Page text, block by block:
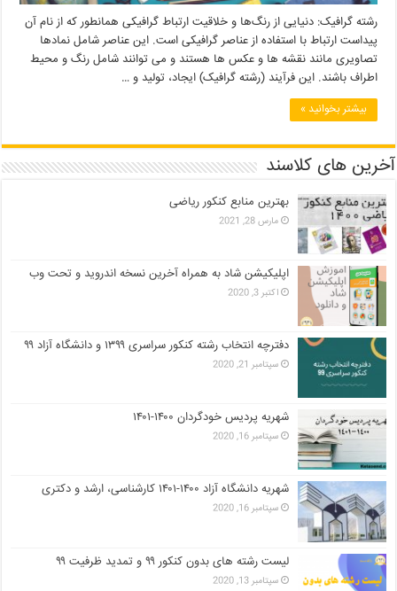
رشته گرافیک: دنیایی از رنگ‌ها و خلاقیت ارتباط گرافیکی همانطور که از نام آن
پیداست ارتباط با استفاده از عناصر گرافیکی است. این عناصر شامل نمادها
تصاویری مانند نقشه ها و عکس ها هستند و می توانند شامل رنگ و محیط
اطراف باشند. این فرآیند (رشته گرافیک) ایجاد، تولید و …
بیشتر بخوانید »
آخرین های کلاسند
بهترین منابع کنکور ریاضی
مارس 28, 2021
اپلیکیشن شاد به همراه آخرین نسخه اندروید و تحت وب
اکتبر 3, 2020
دفترچه انتخاب رشته کنکور سراسری ۱۳۹۹ و دانشگاه آزاد ۹۹
سپتامبر 21, 2020
شهریه پردیس خودگردان ۱۴۰۰-۱۴۰۱
سپتامبر 16, 2020
شهریه دانشگاه آزاد ۱۴۰۰-۱۴۰۱ کارشناسی، ارشد و دکتری
سپتامبر 16, 2020
لیست رشته های بدون کنکور ۹۹ و تمدید ظرفیت ۹۹
سپتامبر 13, 2020